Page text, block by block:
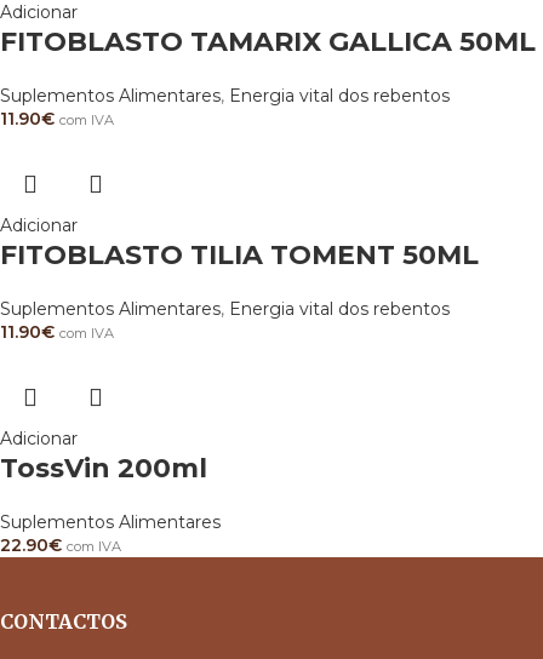
Adicionar
FITOBLASTO TAMARIX GALLICA 50ML
Suplementos Alimentares, Energia vital dos rebentos
11.90€ com IVA
Adicionar
FITOBLASTO TILIA TOMENT 50ML
Suplementos Alimentares, Energia vital dos rebentos
11.90€ com IVA
Adicionar
TossVin 200ml
Suplementos Alimentares
22.90€ com IVA
CONTACTOS